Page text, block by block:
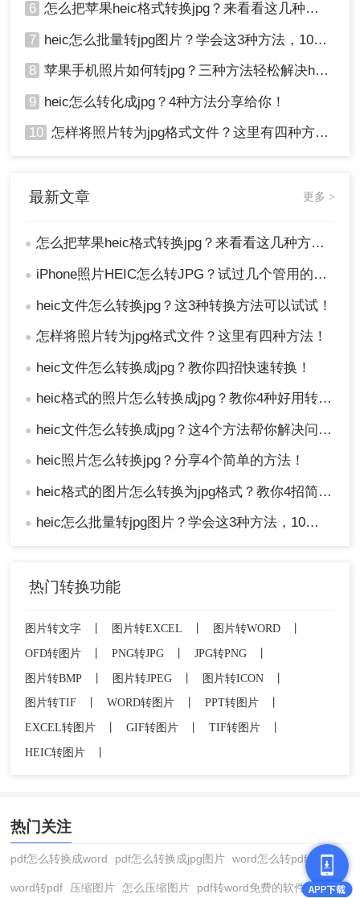
6 怎么把苹果heic格式转换jpg？来看看这几种方法吧！
7 heic怎么批量转jpg图片？学会这3种方法，10秒转换上百张图片。
8 苹果手机照片如何转jpg？三种方法轻松解决heic图片转换！
9 heic怎么转化成jpg？4种方法分享给你！
10 怎样将照片转为jpg格式文件？这里有四种方法！
最新文章 更多 >
● 怎么把苹果heic格式转换jpg？来看看这几种方法吧！
● iPhone照片HEIC怎么转JPG？试过几个管用的方法！
● heic文件怎么转换jpg？这3种转换方法可以试试！
● 怎样将照片转为jpg格式文件？这里有四种方法！
● heic文件怎么转换成jpg？教你四招快速转换！
● heic格式的照片怎么转换成jpg？教你4种好用转换方法！
● heic文件怎么转换成jpg？这4个方法帮你解决问题！
● heic照片怎么转换jpg？分享4个简单的方法！
● heic格式的图片怎么转换为jpg格式？教你4招简便的转换方法！
● heic怎么批量转jpg图片？学会这3种方法，10秒转换上百张图片。
热门转换功能
图片转文字 图片转EXCEL 图片转WORD
OFD转图片
PNG转JPG JPG转PNG
图片转BMP
丨 图片转JPEG 丨 图片转ICON
丨
图片转TIF
WORD转图片 PPT转图片
EXCEL转图片
GIF转图片 TIF转图片
HEIC转图片
热门关注
pdf怎么转换成word pdf怎么转换成jpg图片 word怎么转pdf
word转pdf 压缩图片 怎么压缩图片 pdf转word免费的软件